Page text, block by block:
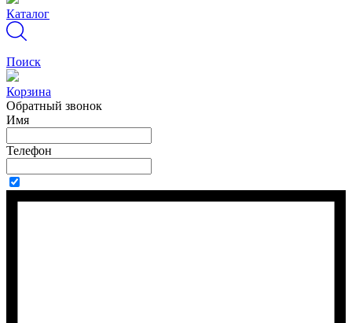
Каталог
Поиск
Корзина
Обратный звонок
Имя
Телефон